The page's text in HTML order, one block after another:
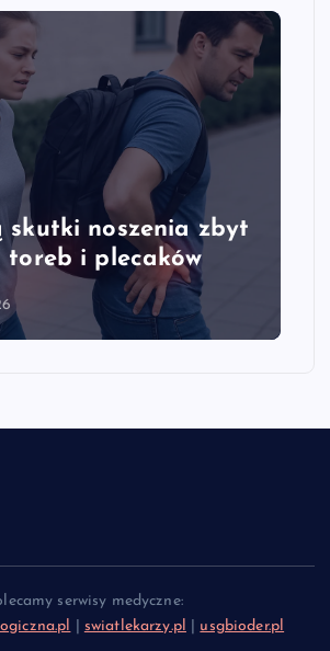
skutki noszenia zbyt
toreb i plecaków
serwisy medyczne:
swiatlekarzy.pl usgbioder.pl